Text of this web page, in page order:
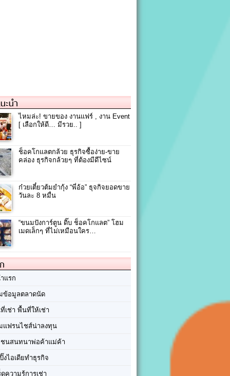
ะนำ
ไหมล่ะ! ขายของ งานแฟร์ , งาน Event
[ เลือกให้ดี… มีรวย.. ]
ช็อคโกแลตกล้วย ธุรกิจซื้อง่าย-ขาย
คล่อง ธุรกิจกล้วยๆ ที่ต้องมีดีไซน์
ก๋วยเตี๋ยวต้มยำกุ้ง “พี่อ้อ” ธุจกิจยอดขาย
วันละ 8 หมื่น
“ขนมปังการ์ตูน ดิ๊บ ช็อคโกแลต” โฮม
เมดเล็กๆ ที่ไม่เหมือนใคร…
แรก
ข้อมูลตลาดนัด
เช่า พื้นที่ให้เช่า
แฟรนไชส์น่าลงทุน
นสนทนาพ่อค้าแม่ค้า
งไอเดียทำธุรกิจ
ดความรู้การเช่า